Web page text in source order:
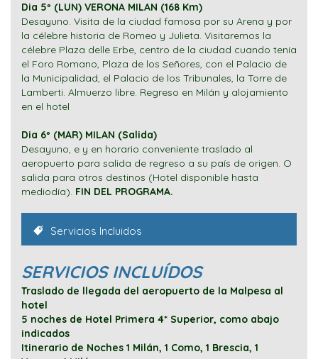
Dia 5º (LUN) VERONA MILAN (168 Km)
Desayuno. Visita de la ciudad famosa por su Arena y por
la célebre historia de Romeo y Julieta. Visitaremos la
célebre Plaza delle Erbe, centro de la ciudad cuando tenía
el Foro Romano, Plaza de los Señores, con el Palacio de
la Municipalidad, el Palacio de los Tribunales, la Torre de
Lamberti. Almuerzo libre. Regreso en Milán y alojamiento
en el hotel
Dia 6º (MAR) MILAN (Salida)
Desayuno, e y en horario conveniente traslado al
aeropuerto para salida de regreso a su país de origen. O
salida para otros destinos (Hotel disponible hasta
mediodía). FIN DEL PROGRAMA.
Servicios Incluidos
SERVICIOS INCLUÍDOS
Traslado de llegada del aeropuerto de la Malpesa al
hotel
5 noches de Hotel Primera 4* Superior, como abajo
indicados
Itinerario de Noches 1 Milán, 1 Como, 1 Brescia, 1